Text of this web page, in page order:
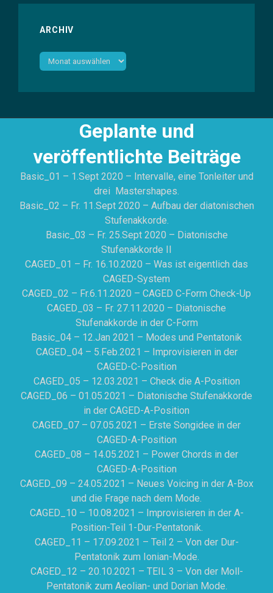
ARCHIV
Archiv
Geplante und
veröffentlichte Beiträge
Basic_01 – 1.Sept 2020 – Intervalle, eine Tonleiter und
drei Mastershapes.
Basic_02 – Fr. 11.Sept 2020 – Aufbau der diatonischen
Stufenakkorde.
Basic_03 – Fr. 25.Sept 2020 – Diatonische
Stufenakkorde II
CAGED_01 – Fr. 16.10.2020 – Was ist eigentlich das
CAGED-System
CAGED_02 – Fr.6.11.2020 – CAGED C-Form Check-Up
CAGED_03 – Fr. 27.11.2020 – Diatonische
Stufenakkorde in der C-Form
Basic_04 – 12.Jan 2021 – Modes und Pentatonik
CAGED_04 – 5.Feb.2021 – Improvisieren in der
CAGED-C-Position
CAGED_05 – 12.03.2021 – Check die A-Position
CAGED_06 – 01.05.2021 – Diatonische Stufenakkorde
in der CAGED-A-Position
CAGED_07 – 07.05.2021 – Erste Songidee in der
CAGED-A-Position
CAGED_08 – 14.05.2021 – Power Chords in der
CAGED-A-Position
CAGED_09 – 24.05.2021 – Neues Voicing in der A-Box
und die Frage nach dem Mode.
CAGED_10 – 10.08.2021 – Improvisieren in der A-
Position-Teil 1-Dur-Pentatonik.
CAGED_11 – 17.09.2021 – Teil 2 – Von der Dur-
Pentatonik zum Ionian-Mode.
CAGED_12 – 20.10.2021 – TEIL 3 – Von der Moll-
Pentatonik zum Aeolian- und Dorian Mode.